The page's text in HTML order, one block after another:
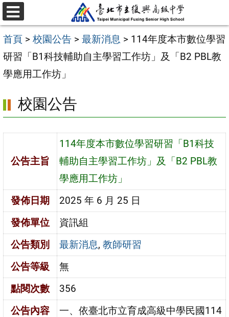
跳
至
主
要
內
區
選
單
首頁 > 校園公告 > 最新消息 > 114年度本市數位學習
研習「B1科技輔助自主學習工作坊」及「B2 PBL教
學應用工作坊」
校園公告
公告主旨
114年度本市數位學習研習「B1科技
輔助自主學習工作坊」及「B2 PBL教
學應用工作坊」
發佈日期
2025 年 6 月 25 日
發佈單位
資訊組
公告類別
最新消息,教師研習
公告等級
無
點閱次數
356
公告內容
一、依臺北市立育成高級中學民國114